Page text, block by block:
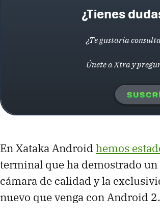
¿Tienes
¿Te gustaría
Únete a Xtra y
En Xataka Android hemos
terminal que ha demostrado
cámara de calidad y la
nuevo que venga con Android